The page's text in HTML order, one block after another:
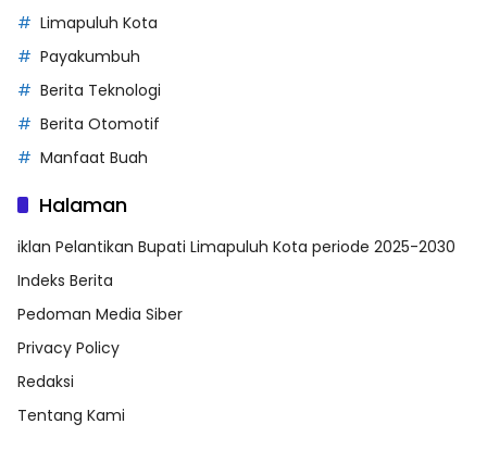
Limapuluh Kota
Payakumbuh
Berita Teknologi
Berita Otomotif
Manfaat Buah
Halaman
iklan Pelantikan Bupati Limapuluh Kota periode 2025-2030
Indeks Berita
Pedoman Media Siber
Privacy Policy
Redaksi
Tentang Kami